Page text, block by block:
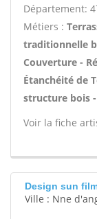
Département:
Métiers :
traditionnelle
Couverture -
Étanchéité de
structure bois
Voir la fiche
Design sun
Ville : Nne